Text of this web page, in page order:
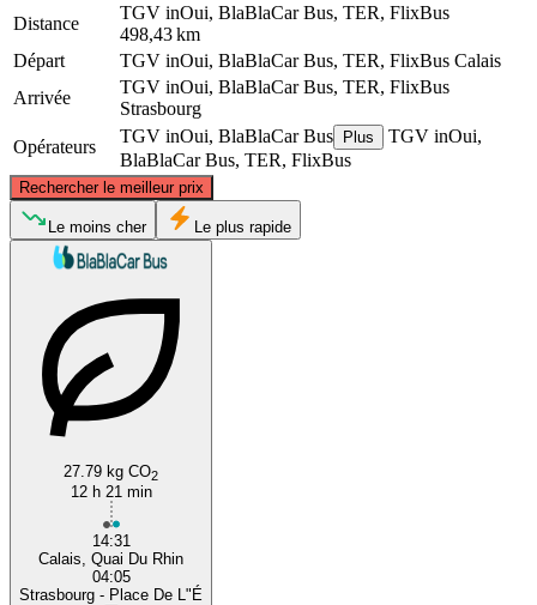
Distance
TGV inOui, BlaBlaCar Bus, TER, FlixBus
498,43 km
Départ
TGV inOui, BlaBlaCar Bus, TER, FlixBus Calais
Arrivée
TGV inOui, BlaBlaCar Bus, TER, FlixBus
Strasbourg
Opérateurs
TGV inOui, BlaBlaCar Bus Plus
TGV inOui,
BlaBlaCar Bus, TER, FlixBus
Rechercher le meilleur prix
Calais
© CARTO, ©OpenStreetMap
Le moins cher Le plus rapide
27.79 kg CO2
12 h 21 min
14:31
Calais, Quai Du Rhin
04:05
Strasbourg - Place De L"É